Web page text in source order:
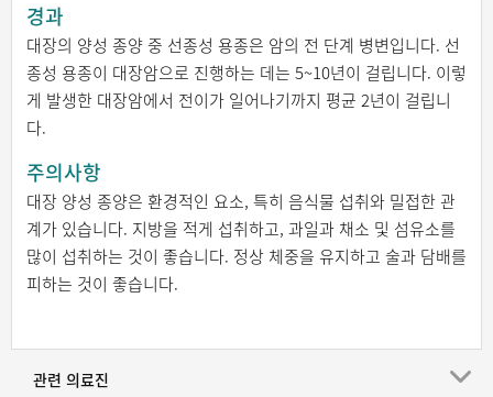
경과
대장의 양성 종양 중 선종성 용종은 암의 전 단계 병변입니다. 선
종성 용종이 대장암으로 진행하는 데는 5~10년이 걸립니다. 이렇
게 발생한 대장암에서 전이가 일어나기까지 평균 2년이 걸립니
다.
주의사항
대장 양성 종양은 환경적인 요소, 특히 음식물 섭취와 밀접한 관
계가 있습니다. 지방을 적게 섭취하고, 과일과 채소 및 섬유소를
많이 섭취하는 것이 좋습니다. 정상 체중을 유지하고 술과 담배를
피하는 것이 좋습니다.
관련 의료진